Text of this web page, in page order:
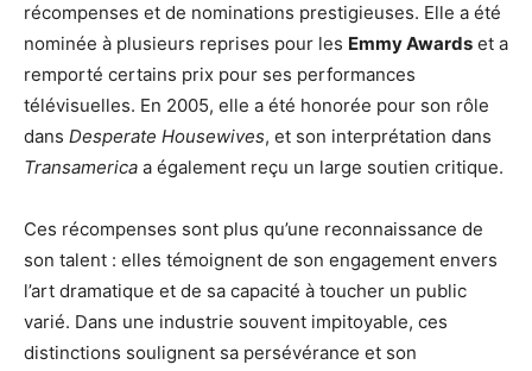
récompenses et de nominations prestigieuses. Elle a été
nominée à plusieurs reprises pour les Emmy Awards et a
remporté certains prix pour ses performances
télévisuelles. En 2005, elle a été honorée pour son rôle
dans Desperate Housewives, et son interprétation dans
Transamerica a également reçu un large soutien critique.
Ces récompenses sont plus qu’une reconnaissance de
son talent : elles témoignent de son engagement envers
l’art dramatique et de sa capacité à toucher un public
varié. Dans une industrie souvent impitoyable, ces
distinctions soulignent sa persévérance et son